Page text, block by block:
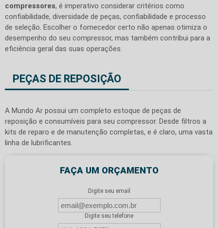
compressores, é imperativo considerar critérios como
confiabilidade, diversidade de peças, confiabilidade e processo
de seleção. Escolher o fornecedor certo não apenas otimiza o
desempenho do seu compressor, mas também contribui para a
eficiência geral das suas operações.
PEÇAS DE REPOSIÇÃO
A Mundo Ar possui um completo estoque de peças de
reposição e consumíveis para seu compressor. Desde filtros a
kits de reparo e de manutenção completas, e é claro, uma vasta
linha de lubrificantes.
FAÇA UM ORÇAMENTO
Digite seu email
Digite seu telefone